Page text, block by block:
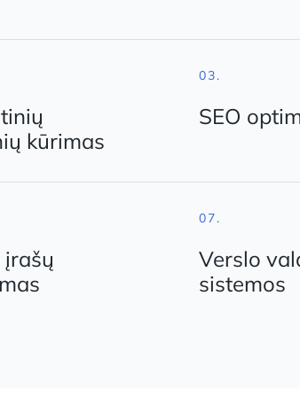
kūrimas
03.
SEO
07.
Verslo
sistemos